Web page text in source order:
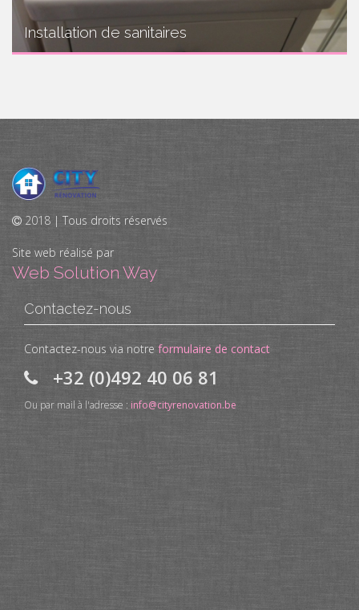
Installation de sanitaires
2018 | Tous droits réservés
Site web réalisé par
Web Solution Way
Contactez-nous
Contactez-nous via notre formulaire de contact
+32 (0)492 40 06 81
Ou par mail à l'adresse : info@cityrenovation.be